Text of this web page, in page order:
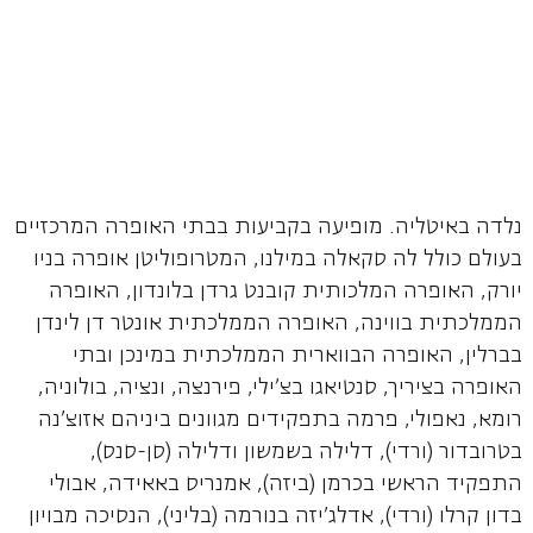
נלדה באיטליה. מופיעה בקביעות בבתי האופרה המרכזיים
בעולם כולל לה סקאלה במילנו, המטרופוליטן אופרה בניו
יורק, האופרה המלכותית קובנט גרדן בלונדון, האופרה
הממלכתית בווינה, האופרה הממלכתית אונטר דן לינדן
בברלין, האופרה הבווארית הממלכתית במינכן ובתי
האופרה בציריך, סנטיאגו בצ'ילי, פירנצה, ונציה, בולוניה,
רומא, נאפולי, פרמה בתפקידים מגוונים ביניהם אזוצ'נה
בטרובדור (ורדי), דלילה בשמשון ודלילה (סן-סנס),
התפקיד הראשי בכרמן (ביזה), אמנריס באאידה, אבולי
בדון קרלו (ורדי), אדלג'יזה בנורמה (בליני), הנסיכה מבויון